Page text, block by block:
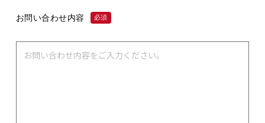
お問い合わせ内容 必須